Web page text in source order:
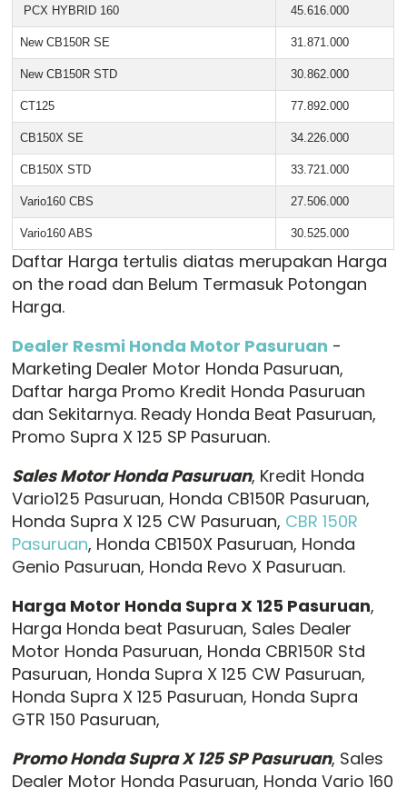
PCX HYBRID 160 45.616.000
New CB150R SE 31.871.000
New CB150R STD 30.862.000
CT125 77.892.000
CB150X SE 34.226.000
CB150X STD 33.721.000
Vario160 CBS 27.506.000
Vario160 ABS 30.525.000
Daftar Harga tertulis diatas merupakan Harga
on the road dan Belum Termasuk Potongan
Harga.
Dealer Resmi Honda Motor Pasuruan -
Marketing Dealer Motor Honda Pasuruan,
Daftar harga Promo Kredit Honda Pasuruan
dan Sekitarnya. Ready Honda Beat Pasuruan,
Promo Supra X 125 SP Pasuruan.
Sales Motor Honda Pasuruan, Kredit Honda
Vario125 Pasuruan, Honda CB150R Pasuruan,
Honda Supra X 125 CW Pasuruan, CBR 150R
Pasuruan, Honda CB150X Pasuruan, Honda
Genio Pasuruan, Honda Revo X Pasuruan.
Harga Motor Honda Supra X 125 Pasuruan,
Harga Honda beat Pasuruan, Sales Dealer
Motor Honda Pasuruan, Honda CBR150R Std
Pasuruan, Honda Supra X 125 CW Pasuruan,
Honda Supra X 125 Pasuruan, Honda Supra
GTR 150 Pasuruan,
Promo Honda Supra X 125 SP Pasuruan, Sales
Dealer Motor Honda Pasuruan, Honda Vario 160